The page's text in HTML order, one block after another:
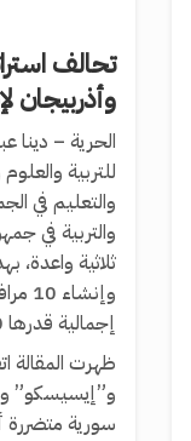
تحالف
وأذربيجان لإصلاح 100
الحرية – دينا
للتربية
والتعليم في
والتربية في
إجمالية قدرها 30 مليون دولار، في إطار دعم جهود […]
ظهرت المقالة
سورية متضررة